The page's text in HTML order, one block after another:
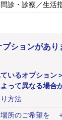
問診・診察／生活
プションがあ
いるオプション＞
って異なる場合
方法
所のご希望を